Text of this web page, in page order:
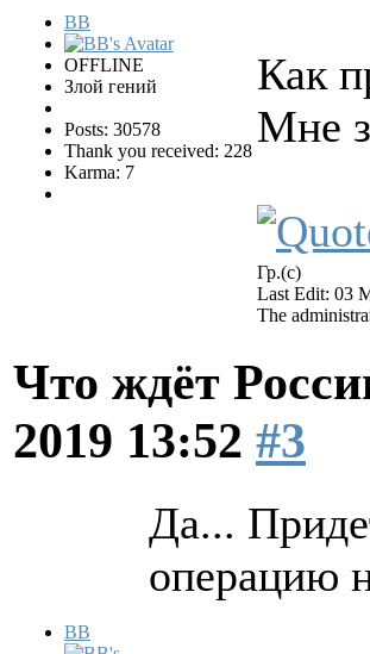
BB
OFFLINE
Злой гений
Posts: 30578
Thank you received: 228
Karma: 7
Как
Мне
Гр.(с)
Last Edit: 03
The
Что ждёт
2019 13:52 #3
BB
Да...
операцию